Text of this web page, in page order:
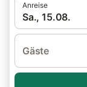
Anreise
Sa., 15.08.
Gäste